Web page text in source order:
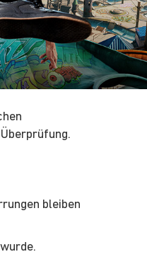
bleiben